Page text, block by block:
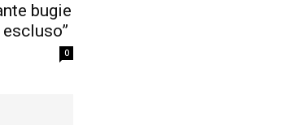
bugie
0